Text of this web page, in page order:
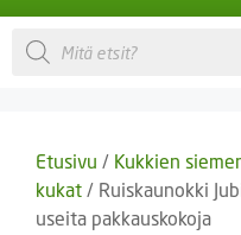
Products
search
Etusivu / Kukkien
kukat / Ruiskaunokki
useita pakkauskokoja